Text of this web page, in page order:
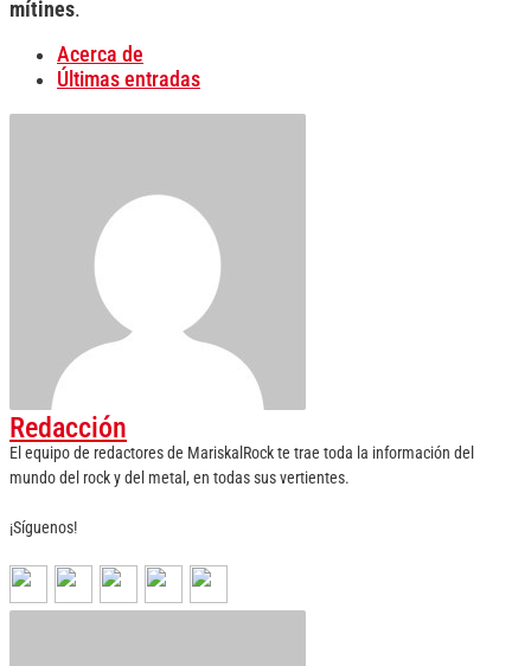
mítines.
Acerca de
Últimas entradas
Redacción
El equipo de redactores de MariskalRock te trae toda la información del
mundo del rock y del metal, en todas sus vertientes.
¡Síguenos!